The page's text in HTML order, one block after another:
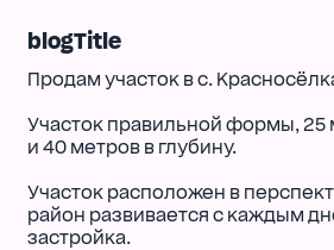
blogTitle
Продам участок в с.
Участок правильной формы, 25
и 40 метров в глубину.
Участок расположен в
район развивается с каждым
застройка.